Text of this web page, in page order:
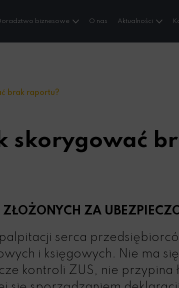
biznesowe O nas Aktualności
brak raportu?
skorygować
ZA
serca
i księgowych. Nie ma
kontroli ZUS, nie przypina